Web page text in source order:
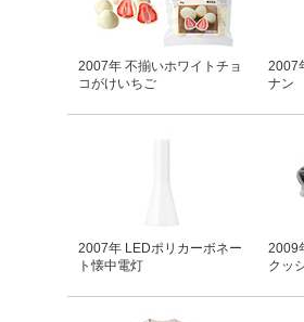
2007年 不揃いホワイトチョ
コがけいちご
2007
ナン
2007年 LEDポリカーボネー
ト懐中電灯
2009
クッ